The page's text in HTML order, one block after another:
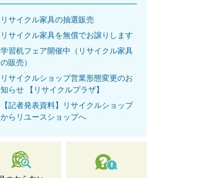
リサイクル家具の抽選販売
リサイクル家具を無償でお譲りします
学習机フェア開催中（リサイクル家具
の販売）
リサイクルショップ営業形態変更のお
知らせ 【リサイクルプラザ】
【記者発表資料】リサイクルショップ
からリユースショップへ